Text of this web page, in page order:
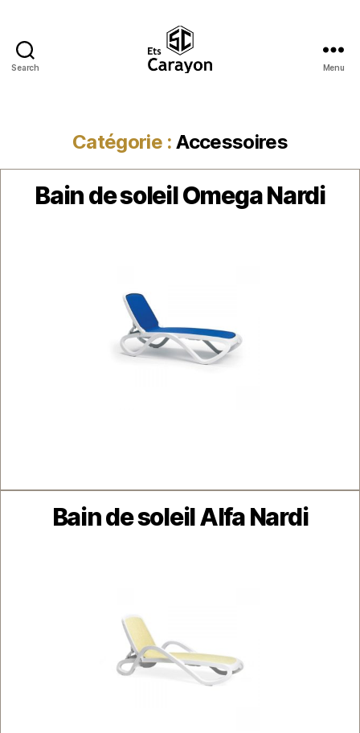
Search Menu
Catégorie : Accessoires
Catégories
Bain de soleil Omega Nardi
Catégories
Bain de soleil Alfa Nardi